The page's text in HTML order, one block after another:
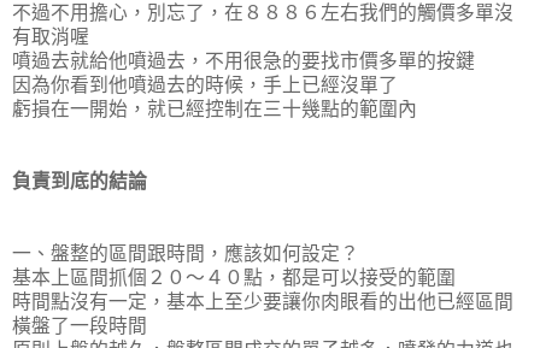
不過不用擔心，別忘了，在８８８６左右我們的觸價多單沒
有取消喔
噴過去就給他噴過去，不用很急的要找市價多單的按鍵
因為你看到他噴過去的時候，手上已經沒單了
虧損在一開始，就已經控制在三十幾點的範圍內
負責到底的結論
一、盤整的區間跟時間，應該如何設定？
基本上區間抓個２０～４０點，都是可以接受的範圍
時間點沒有一定，基本上至少要讓你肉眼看的出他已經區間
橫盤了一段時間